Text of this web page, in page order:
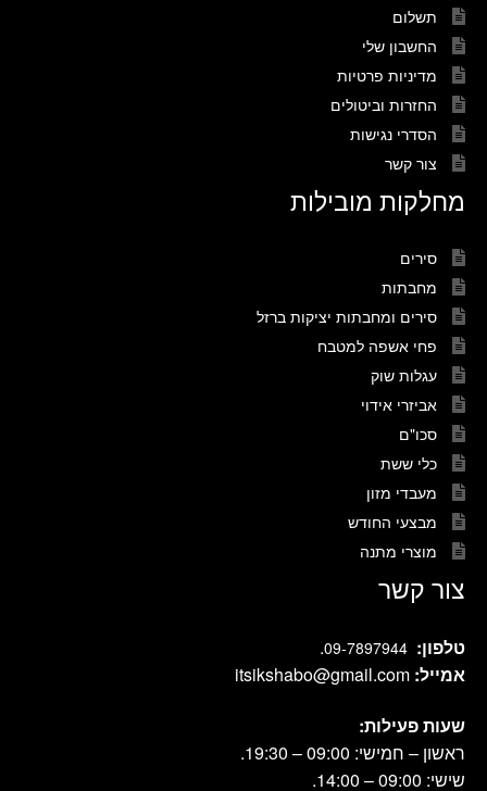
תשלום
החשבון שלי
מדיניות פרטיות
החזרות וביטולים
הסדרי נגישות
צור קשר
מחלקות מובילות
סירים
מחבתות
סירים ומחבתות יציקות ברזל
פחי אשפה למטבח
עגלות שוק
אביזרי אידוי
סכו"ם
כלי ששת
מעבדי מזון
מבצעי החודש
מוצרי מתנה
צור קשר
טלפון: 09-7897944
.
אמייל: itsikshabo@gmail.com
שעות פעילות:
ראשון – חמישי: 09:00 – 19:30.
שישי: 09:00 – 14:00.